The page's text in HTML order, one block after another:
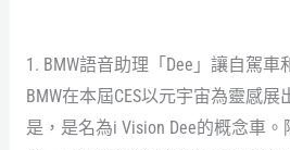
1. BMW語音助理「Dee」讓自駕車
BMW在本屆CES以元宇宙為靈感
是，是名為i Vision Dee的概念車